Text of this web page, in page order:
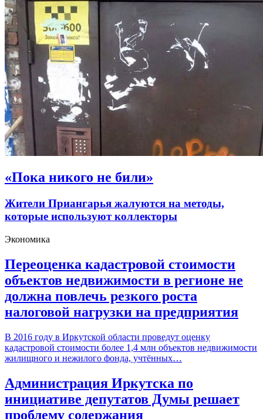
«Пока никого не били»
Жители Приангарья жалуются на методы,
которые используют коллекторы
Экономика
Переоценка кадастровой стоимости
объектов недвижимости в регионе не
должна повлечь резкого роста
налоговой нагрузки на предприятия
В 2016 году в Иркутской области проведут оценку
кадастровой стоимости более 1,4 млн объектов недвижимости
жилищного и нежилого фонда, учтённых…
Администрация Иркутска по
инициативе депутатов Думы решает
проблему содержания